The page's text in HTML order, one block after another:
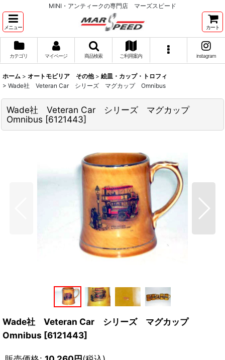
MINI・アンティークの専門店 マーズスピード
メニュー カート
カテゴリ マイページ 商品検索 ご利用案内 instagram
ホーム > オートモビリア その他 > 絵皿・カップ・トロフィ
> Wade社 Veteran Car シリーズ マグカップ Omnibus
Wade社 Veteran Car シリーズ マグカップ
Omnibus [6121443]
Wade社 Veteran Car シリーズ マグカップ
Omnibus [6121443]